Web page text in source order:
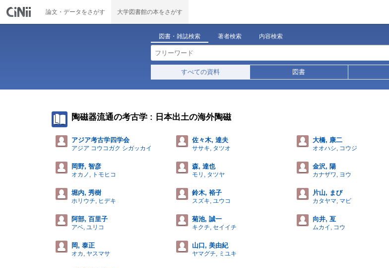
論文・データをさがす 大学図書館の本をさがす
図書・雑誌検索 著者検索 内容検索
すべての資料 図書
陶磁器流通の考古学 : 日本出土の海外陶磁
アジア考古学四学会
アジア コウコガク シガッカイ
佐々木, 達夫
ササキ, タツオ
大橋, 康二
オオハシ, コウジ
岡野, 智彦
オカノ, トモヒコ
森, 達也
モリ, タツヤ
金沢, 陽
カナザワ, ヨウ
堀内, 秀樹
ホリウチ, ヒデキ
鈴木, 裕子
スズキ, ユウコ
片山, まび
カタヤマ, マビ
阿部, 百里子
アベ, ユリコ
菊池, 誠一
キクチ, セイイチ
向井, 亙
ムカイ, コウ
岡, 泰正
オカ, ヤスマサ
山口, 美由紀
ヤマグチ, ミユキ